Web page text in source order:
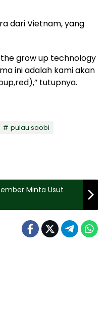
dari Vietnam, yang
grow up technology
ini adalah kami akan
tutupnya.
pulau saobi
Minta Usut